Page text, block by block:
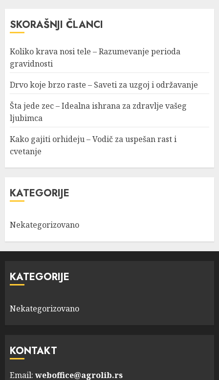
SKORAŠNJI ČLANCI
Koliko krava nosi tele – Razumevanje perioda
gravidnosti
Drvo koje brzo raste – Saveti za uzgoj i održavanje
Šta jede zec – Idealna ishrana za zdravlje vašeg
ljubimca
Kako gajiti orhideju – Vodič za uspešan rast i
cvetanje
KATEGORIJE
Nekategorizovano
KATEGORIJE
Nekategorizovano
KONTAKT
Email: weboffice@agrolib.rs